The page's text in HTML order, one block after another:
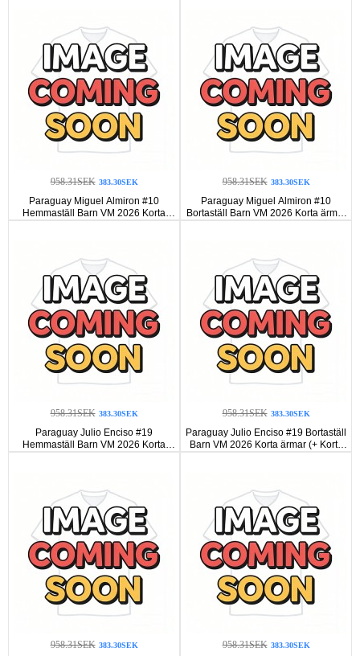
958.31SEK 383.30SEK
Paraguay Miguel Almiron #10
Hemmaställ Barn VM 2026 Korta
ärmar (+ Korta byxor)
958.31SEK 383.30SEK
Paraguay Miguel Almiron #10
Bortaställ Barn VM 2026 Korta ärmar
(+ Korta byxor)
958.31SEK 383.30SEK
Paraguay Julio Enciso #19
Hemmaställ Barn VM 2026 Korta
ärmar (+ Korta byxor)
958.31SEK 383.30SEK
Paraguay Julio Enciso #19 Bortaställ
Barn VM 2026 Korta ärmar (+ Korta
byxor)
958.31SEK 383.30SEK 958.31SEK 383.30SEK